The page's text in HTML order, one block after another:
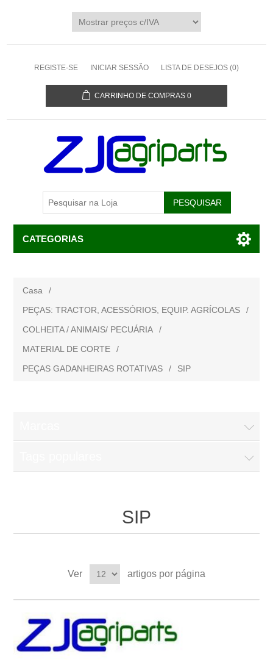
REGISTE-SE INICIAR SESSÃO LISTA DE DESEJOS (0)
CARRINHO DE COMPRAS 0
CATEGORIAS
Casa
/
PEÇAS: TRACTOR, ACESSÓRIOS, EQUIP. AGRÍCOLAS
/
COLHEITA / ANIMAIS/ PECUÁRIA
/
MATERIAL DE CORTE
/
PEÇAS GADANHEIRAS ROTATIVAS
/ SIP
SIP
Ver artigos por página